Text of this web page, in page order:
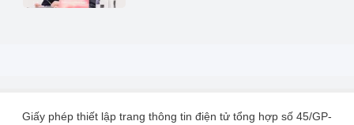
Giấy phép thiết lập trang thông tin điện tử tổng hợp số 45/GP-